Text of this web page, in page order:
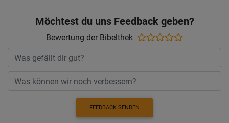
Möchtest du uns Feedback geben?
Bewertung der Bibelthek
FEEDBACK SENDEN